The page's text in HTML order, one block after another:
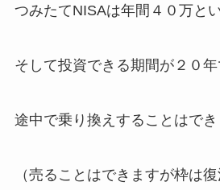
つみたてNISAは年間４０万と
そして投資できる期間が２０年
途中で乗り換えすることはでき
（売ることはできますが枠は復